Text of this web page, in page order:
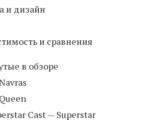
и дизайн
и сравнения
в обзоре
Cast — Superstar